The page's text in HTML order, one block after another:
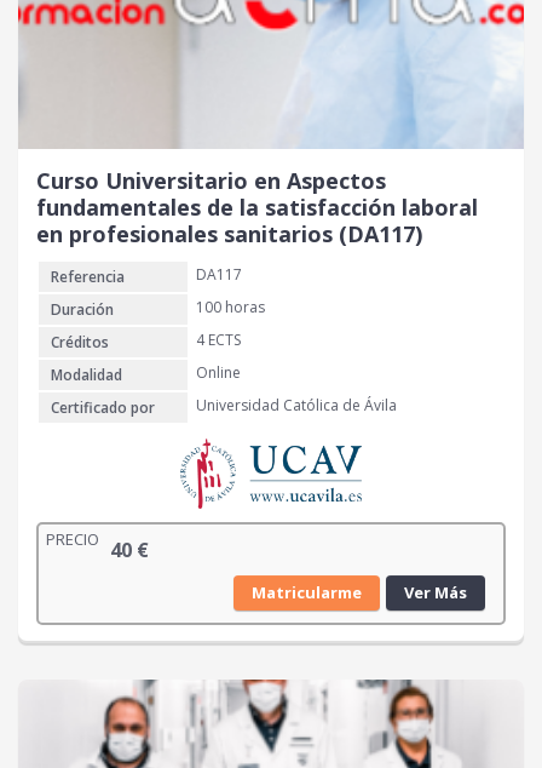
Curso Universitario en Aspectos
fundamentales de la satisfacción laboral
en profesionales sanitarios (DA117)
Referencia
DA117
Duración
100 horas
Créditos
4 ECTS
Modalidad
Online
Certificado por
Universidad Católica de Ávila
PRECIO 40 €
Matricularme Ver Más